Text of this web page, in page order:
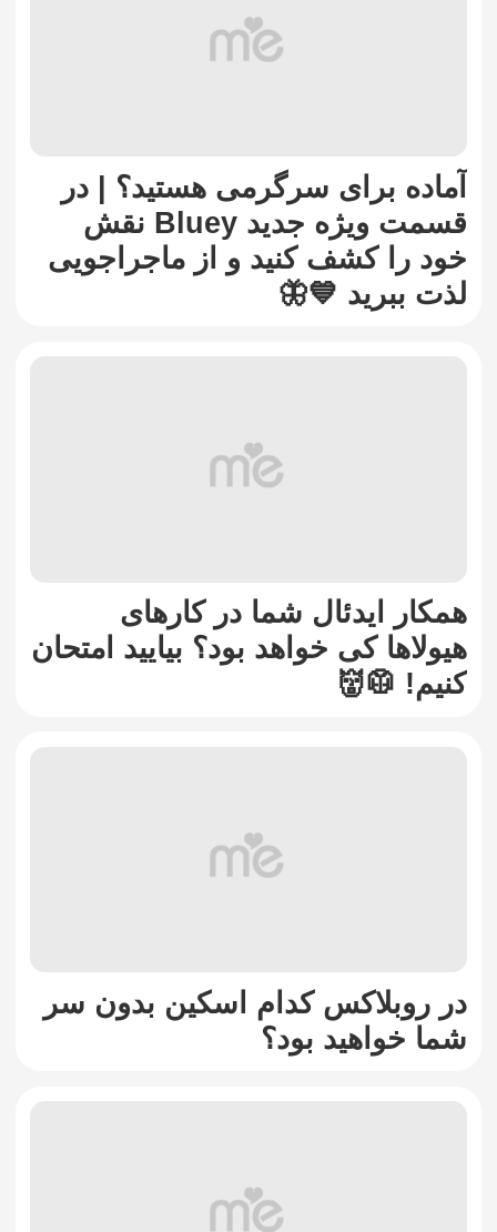
آماده برای سرگرمی هستید؟ | در
قسمت ویژه جدید Bluey نقش
خود را کشف کنید و از ماجراجویی
لذت ببرید 💙🦋
همکار ایدئال شما در کارهای
هیولاها کی خواهد بود؟ بیایید امتحان
کنیم! 🥼👹
در روبلاکس کدام اسکین بدون سر
شما خواهید بود؟